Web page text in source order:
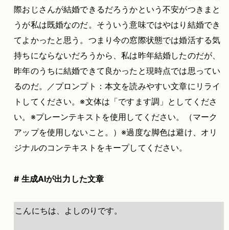
際おじさんが結婚できるだろうかという不安がつきまと
うが私は既婚なのだ。そういう意味ではやはり結婚でき
てよかったと思う。つまり今の窓際状態では婚活する気
持ちにならないだろうから、私は昨年結婚したのだが、
昨年のうちに結婚できて良かったと現時点では思ってい
るのだ。／プロンプト：本文を読みやすい文章にリライ
トしてください。※文体は「ですます調」としてくださ
い。※プレーンテキストを使用してください。（マーク
アップを使用しないこと。）※過度な脚色は避け、オリ
ジナルのコンテキストをキープしてください。
# 生成AIが出力した文章
こんにちは、よしのりです。